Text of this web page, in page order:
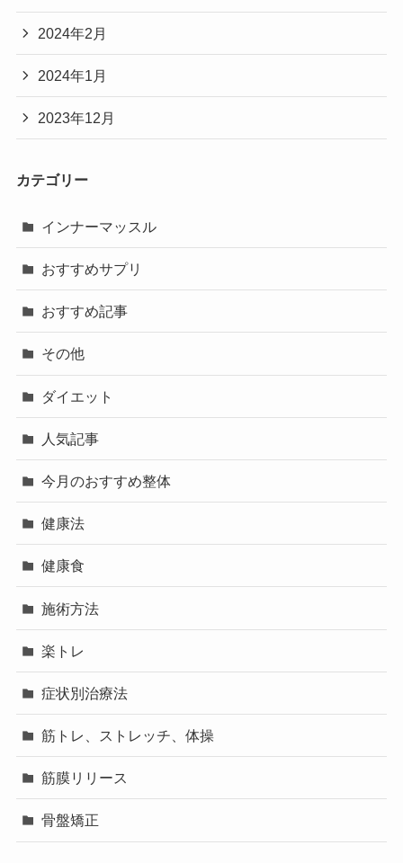
2024年2月
2024年1月
2023年12月
カテゴリー
インナーマッスル
おすすめサプリ
おすすめ記事
その他
ダイエット
人気記事
今月のおすすめ整体
健康法
健康食
施術方法
楽トレ
症状別治療法
筋トレ、ストレッチ、体操
筋膜リリース
骨盤矯正